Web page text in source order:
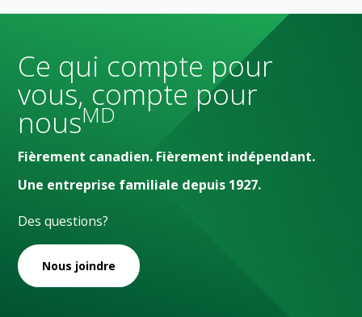
Ce qui compte pour
vous, compte pour
nousMD
Fièrement canadien. Fièrement indépendant.
Une entreprise familiale depuis 1927.
Des questions?
Nous joindre